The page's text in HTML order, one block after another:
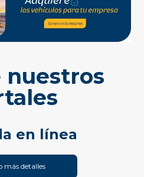
nuestros
en línea
más detalles